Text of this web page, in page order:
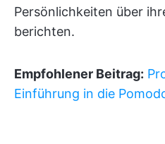
Persönlichkeiten über
berichten.
Empfohlener Beitrag:
Einführung in die